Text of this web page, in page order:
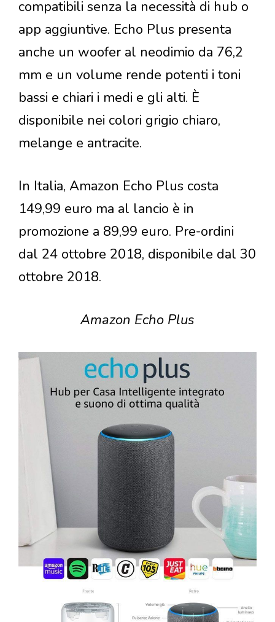
compatibili senza la necessità di hub o
app aggiuntive. Echo Plus presenta
anche un woofer al neodimio da 76,2
mm e un volume rende potenti i toni
bassi e chiari i medi e gli alti. È
disponibile nei colori grigio chiaro,
melange e antracite.
In Italia, Amazon Echo Plus costa
149,99 euro ma al lancio è in
promozione a 89,99 euro. Pre-ordini
dal 24 ottobre 2018, disponibile dal 30
ottobre 2018.
Amazon Echo Plus